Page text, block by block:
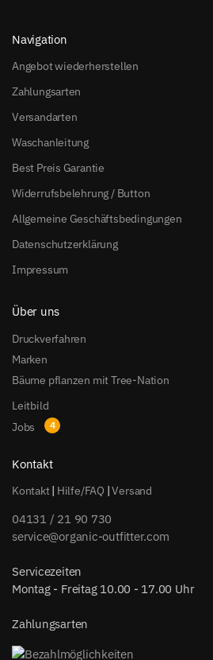
Navigation
Angebot wiederherstellen
Zahlungsarten
Versandarten
Waschanleitung
Best Preis Garantie
Widerrufsbelehrung / Button
Allgemeine Geschäftsbedingungen
Datenschutzerklärung
Impressum
Über uns
Druckverfahren
Marken
Bäume pflanzen mit Tree-Nation
Leitbild
Jobs
Kontakt
Kontakt| Hilfe/FAQ |Versand
04131 / 21 90 730
service@organic-outfitter.com
Servicezeiten
Montag - Freitag 10.00 - 17.00 Uhr
Zahlungsarten